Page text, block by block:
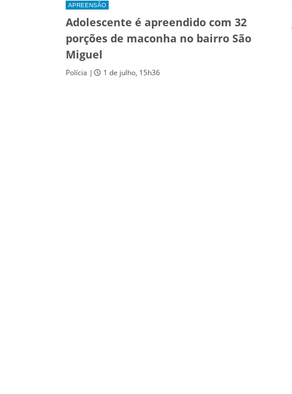
APREENSÃO
Adolescente é apreendido com 32
porções de maconha no bairro São
Miguel
Polícia | 1 de julho, 15h36